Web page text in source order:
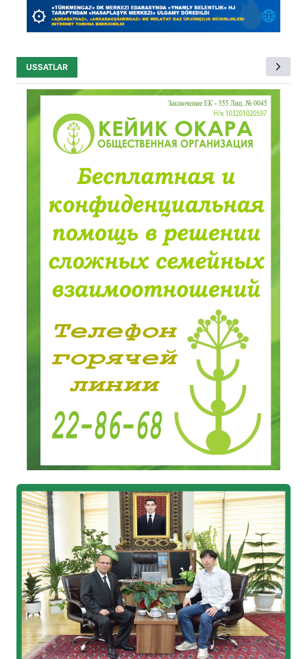
USSATLAR